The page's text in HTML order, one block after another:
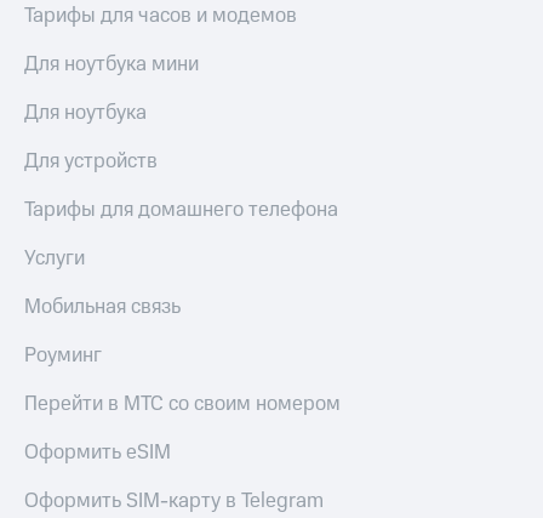
Тарифы для часов и модемов
Для ноутбука мини
Для ноутбука
Для устройств
Тарифы для домашнего телефона
Услуги
Мобильная связь
Роуминг
Перейти в МТС со своим номером
Оформить eSIM
Оформить SIM-карту в Telegram